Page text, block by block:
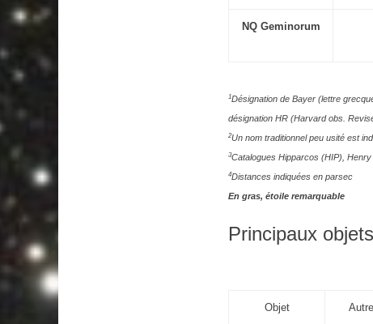
NQ Geminorum
1Désignation de Bayer (lettre
désignation HR (Harvard obs.
2Un nom traditionnel peu usité est
3Catalogues Hipparcos (HIP),
4Distances indiquées en parsec
En gras, étoile remarquable
Principaux
Objet